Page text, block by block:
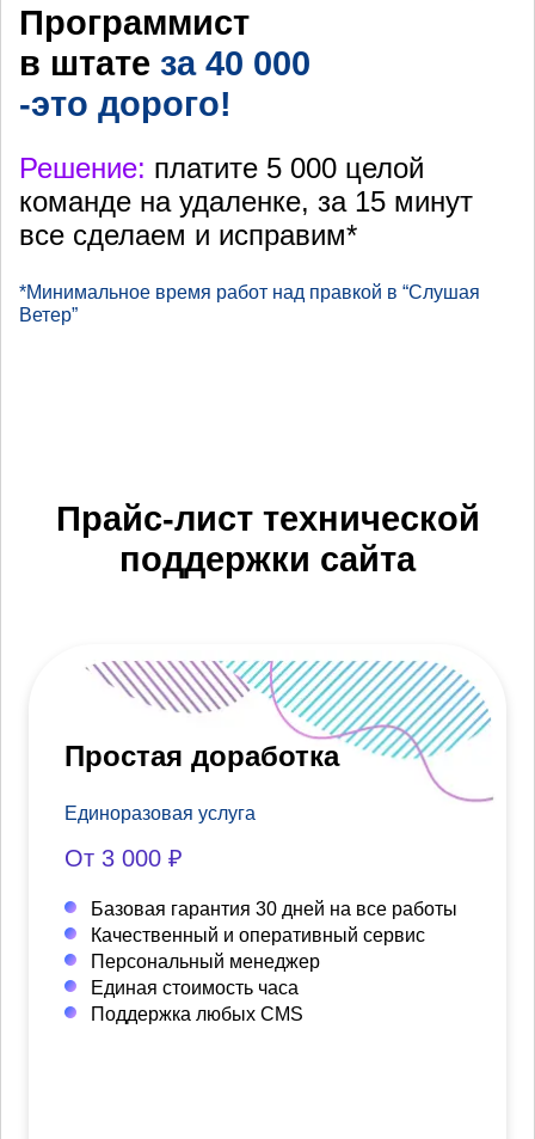
Программист
в штате за 40 000
-это дорого!
Решение: платите 5 000 целой
команде на удаленке, за 15 минут
все сделаем и исправим*
*Минимальное время работ над правкой в “Слушая
Ветер”
Прайс-лист технической
поддержки сайта
Простая доработка
Единоразовая услуга
От 3 000 ₽
Базовая гарантия 30 дней на все работы
Качественный и оперативный сервис
Персональный менеджер
Единая стоимость часа
Поддержка любых CMS